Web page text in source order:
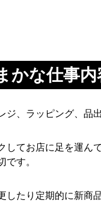
かな仕事
ジ、ラッピング、品
してお店に足を運ん
す。
したり定期的に新商